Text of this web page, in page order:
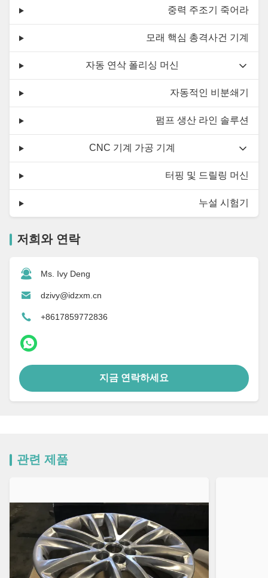
중력 주조기 죽어라
모래 핵심 총격사건 기계
자동 연삭 폴리싱 머신
자동적인 비분쇄기
펌프 생산 라인 솔루션
CNC 기계 가공 기계
터핑 및 드릴링 머신
누설 시험기
저희와 연락
Ms. Ivy Deng
dzivy@idzxm.cn
+8617859772836
지금 연락하세요
관련 제품